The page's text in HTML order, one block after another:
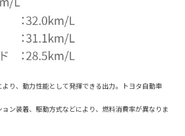
より、動力性能として発揮できる出力。トヨタ自動車
ン装着、駆動方式などにより、燃料消費率が異なりま